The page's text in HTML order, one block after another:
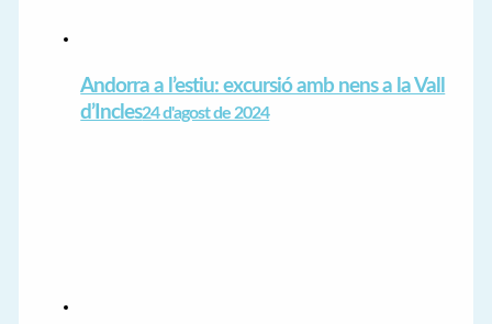
Andorra a l’estiu: excursió amb nens a la Vall
d’Incles24 d'agost de 2024